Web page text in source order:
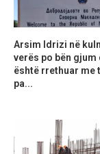
Arsim Idrizi në
verës po bën gjum
është rrethuar me
pa...